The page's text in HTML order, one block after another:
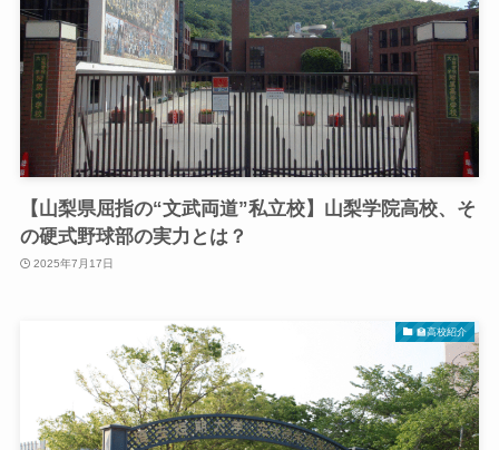
【山梨県屈指の“文武両道”私立校】山梨学院高校、そ
の硬式野球部の実力とは？
2025年7月17日
🏫高校紹介